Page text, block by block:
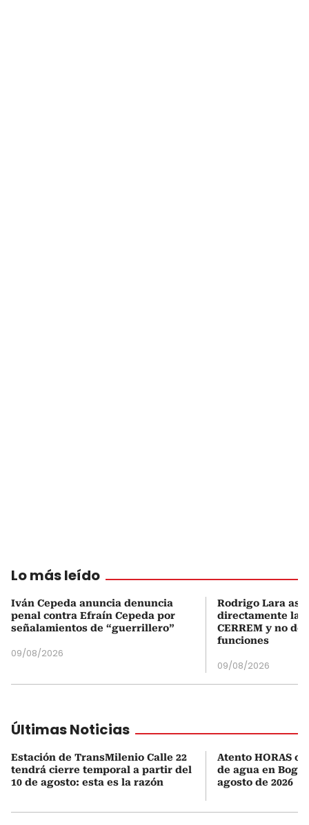
Lo más leído
Iván Cepeda anuncia denuncia
penal contra Efraín Cepeda por
señalamientos de “guerrillero”
09/08/2026
Rodrigo Lara
directamente la
CERREM y no
funciones
09/08/2026
Últimas Noticias
Estación de TransMilenio Calle 22
tendrá cierre temporal a partir del
10 de agosto: esta es la razón
Atento HORAS
de agua en
agosto de 2026